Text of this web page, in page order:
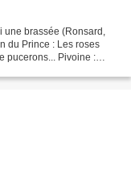
une brassée (Ronsard,
du Prince : Les roses
pucerons... Pivoine :